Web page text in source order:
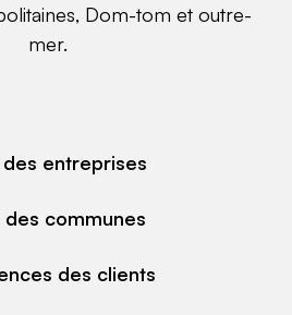
Dom-tom et outre-
mer.
des entreprises
des communes
des clients